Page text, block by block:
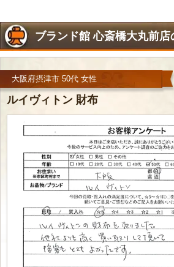
ブランド館 心斎橋大丸前
大阪府摂津市 50代 女性
ルイヴィトン 財布